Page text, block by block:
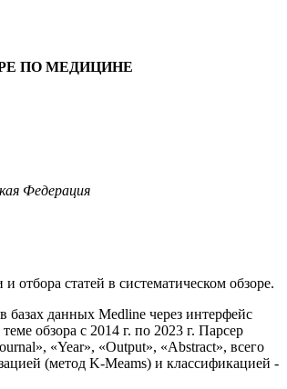
ПО МЕДИЦИНЕ
Федерация
отбора статей в систематическом обзоре.
данных Medline через интерфейс
обзора с 2014 г. по 2023 г. Парсер
«Year», «Output», «Abstract», всего
(метод K-Meams) и классификацией -